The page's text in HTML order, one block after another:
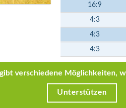
16:9
4:3
4:3
4:3
verschiedene Möglichkeiten,
Unterstützen